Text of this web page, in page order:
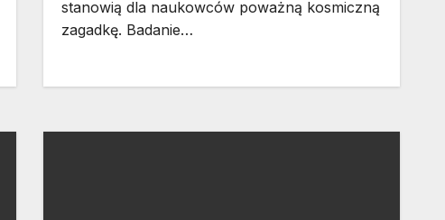
stanowią dla naukowców poważną kosmiczną
zagadkę. Badanie…